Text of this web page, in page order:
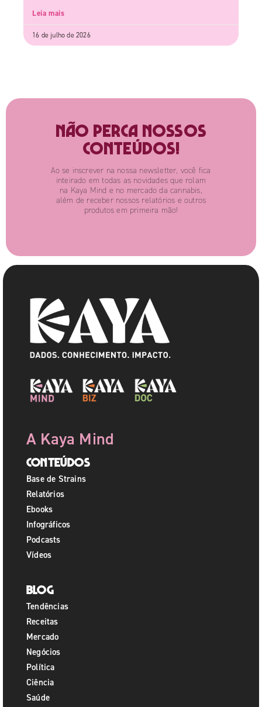
Leia mais
16 de julho de 2026
Não perca nossos
conteúdos!
Ao se inscrever na nossa newsletter, você fica
inteirado em todas as novidades que rolam
na Kaya Mind e no mercado da cannabis,
além de receber nossos relatórios e outros
produtos em primeira mão!
A Kaya Mind
Conteúdos
Base de Strains
Relatórios
Ebooks
Infográficos
Podcasts
Vídeos
Blog
Tendências
Receitas
Mercado
Negócios
Política
Ciência
Saúde